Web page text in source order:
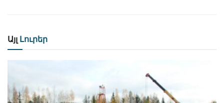
Այլ Լուրեր